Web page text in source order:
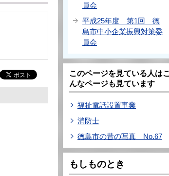
員会
平成25年度 第1回 徳
島市中小企業振興対策委
員会
このページを見ている人はこ
んなページも見ています
福祉電話設置事業
消防士
徳島市の昔の写真 No.67
もしものとき